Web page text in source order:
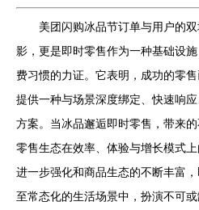
美团闪购冰品节订单与用户的
影，更是即时零售作为一种基础设
费习惯的力证。它表明，成功的零
提供一种与场景深度绑定、快速响
方案。当冰品邂逅即时零售，带来
零售生态在效率、体验与增长模式
进一步强化和商品生态的不断丰富
至常态化的生活场景中，扮演不可或